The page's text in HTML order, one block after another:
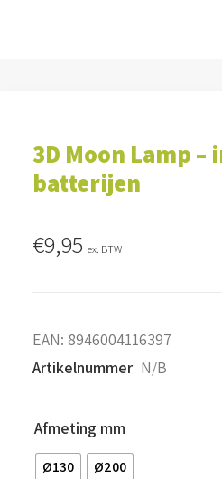
3D Moon Lamp –
batterijen
€9,95 ex. BTW
EAN: 8946004116397
Artikelnummer N/B
Afmeting mm
Ø130 Ø200